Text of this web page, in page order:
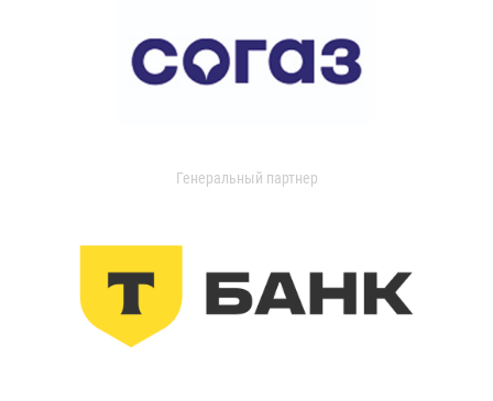
Генеральный партнер